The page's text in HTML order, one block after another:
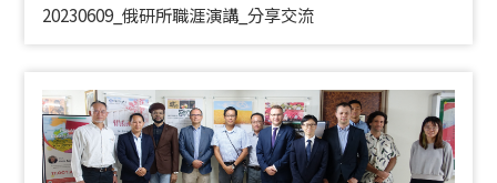
20230609_俄研所職涯演講_分享交流